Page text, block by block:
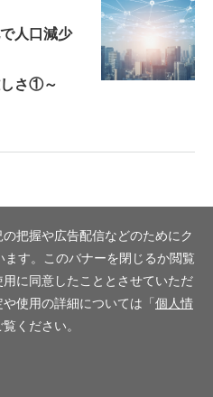
人口減少
しさ①～
把握や広告配信などのためにク
す。このバナーを閉じるか閲覧
に同意したこととさせていただ
使用の詳細については「個人情
ください。